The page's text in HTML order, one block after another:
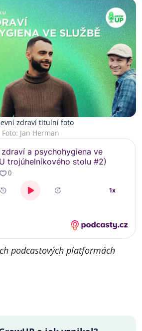
zdraví titulní foto
Foto: Jan Herman
podcastových platformách